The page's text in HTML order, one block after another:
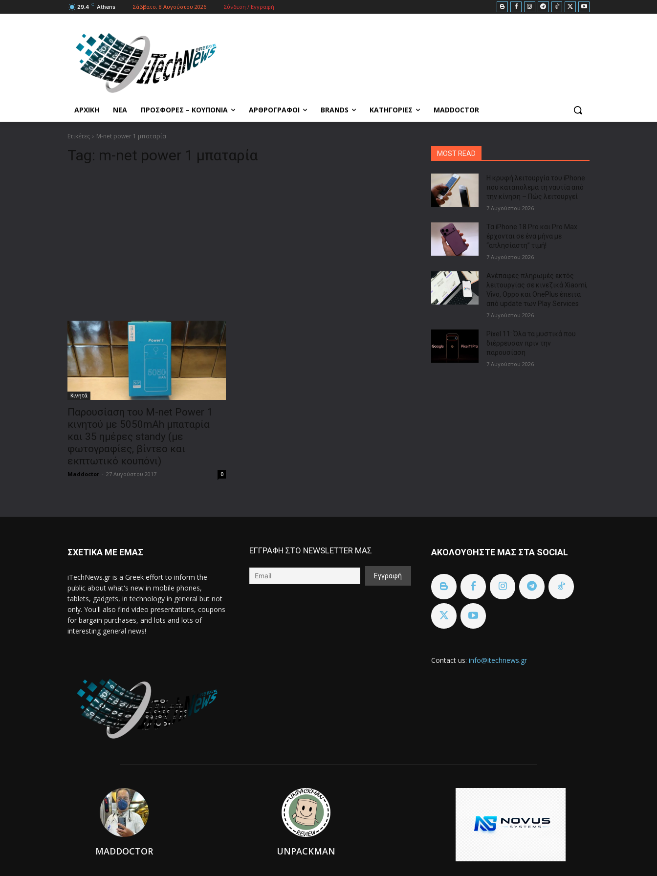
29.4 C Athens Σάββατο, 8 Αυγούστου 2026 Σύνδεση / Εγγραφή
ΑΡΧΙΚΗ ΝΕΑ ΠΡΟΣΦΟΡΕΣ – ΚΟΥΠΟΝΙΑ ΑΡΘΡΟΓΡΑΦΟΙ BRANDS ΚΑΤΗΓΟΡΙΕΣ MADDOCTOR
Ετικέτες M-net power 1 μπαταρία
Tag: m-net power 1 μπαταρία
Κινητά
Παρουσίαση του M-net Power 1
κινητού με 5050mAh μπαταρία
και 35 ημέρες standy (με
φωτογραφίες, βίντεο και
εκπτωτικό κουπόνι)
Maddoctor - 27 Αυγούστου 2017 0
MOST READ
Η κρυφή λειτουργία του iPhone
που καταπολεμά τη ναυτία από
την κίνηση – Πώς λειτουργεί
7 Αυγούστου 2026
Τα iPhone 18 Pro και Pro Max
έρχονται σε ένα μήνα με
“απλησίαστη” τιμή!
7 Αυγούστου 2026
Ανέπαφες πληρωμές εκτός
λειτουργίας σε κινεζικά Xiaomi,
Vivo, Oppo και OnePlus έπειτα
από update των Play Services
7 Αυγούστου 2026
Pixel 11: Όλα τα μυστικά που
διέρρευσαν πριν την
παρουσίαση
7 Αυγούστου 2026
ΣΧΕΤΙΚΑ ΜΕ ΕΜΑΣ
iTechNews.gr is a Greek effort to inform the
public about what's new in mobile phones,
tablets, gadgets, in technology in general but not
only. You'll also find video presentations, coupons
for bargain purchases, and lots and lots of
interesting general news!
ΕΓΓΡΑΦΗ ΣΤΟ NEWSLETTER ΜΑΣ ΑΚΟΛΟΥΘΗΣΤΕ ΜΑΣ ΣΤΑ SOCIAL
Contact us: info@itechnews.gr
MADDOCTOR UNPACKMAN